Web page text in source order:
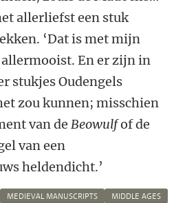
allerliefst een stuk
‘Dat is met mijn
En er zijn in
stukjes Oudengels
zou kunnen; misschien
van de Beowulfof de
van een
heldendicht.’
MEDIEVAL MANUSCRIPTS MIDDLE AGES